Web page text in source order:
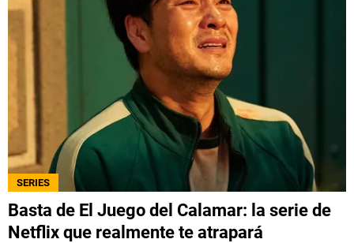
SERIES
Basta de El Juego del Calamar: la serie de
Netflix que realmente te atrapará